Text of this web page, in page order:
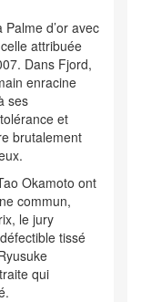
d’or avec
attribuée
Dans Fjord,
enracine
ses
et
brutalement
Okamoto ont
commun,
le jury
tissé
qui